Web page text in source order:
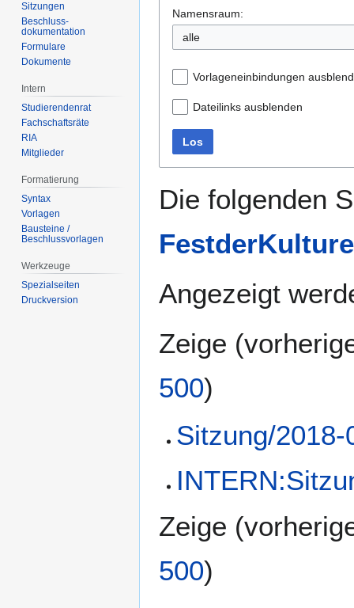
Namensraum:
alle
Vorlageneinbindungen
Dateilinks ausblenden
Los
Die folgenden
Angezeigt
Zeige (
500)
Sitzung/2018-
Zeige (
500)
Sitzungen
Beschluss-
dokumentation
Formulare
Dokumente
Intern
Studierendenrat
Fachschaftsräte
RIA
Mitglieder
Formatierung
Syntax
Vorlagen
Bausteine /
Beschlussvorlagen
Werkzeuge
Spezialseiten
Druckversion